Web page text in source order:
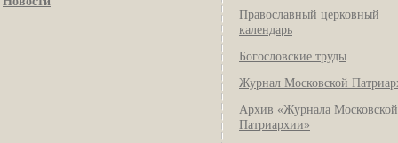
Православный церковный
календарь
Богословские труды
Журнал Московской
Архив «Журнала Московской
Патриархии»